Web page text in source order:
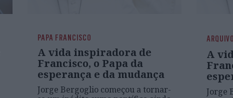
PAPA FRANCISCO
A vida inspiradora de
Francisco, o Papa da
esperança e da mudança
Jorge Bergoglio começou a tornar-
A
Jorge